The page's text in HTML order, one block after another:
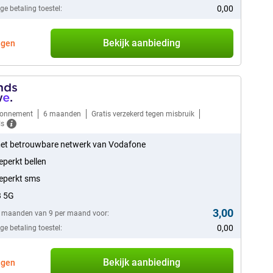
betaling toestel: 0,00
Bekijk aanbieding
6 maanden
Gratis verzekerd tegen misbruik
betrouwbare netwerk van Vodafone
bellen
sms
5G
maanden van 9 per maand voor: 3,00
betaling toestel: 0,00
Bekijk aanbieding